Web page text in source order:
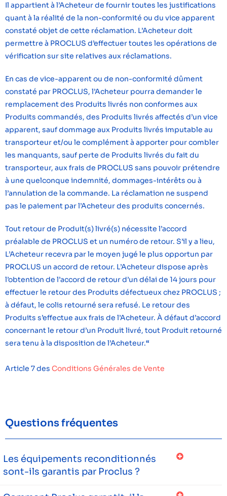
Il appartient à l’Acheteur de fournir toutes les justifications
quant à la réalité de la non-conformité ou du vice apparent
constaté objet de cette réclamation. L’Acheteur doit
permettre à PROCLUS d’effectuer toutes les opérations de
vérification sur site relatives aux réclamations.
En cas de vice-apparent ou de non-conformité dûment
constaté par PROCLUS, l’Acheteur pourra demander le
remplacement des Produits livrés non conformes aux
Produits commandés, des Produits livrés affectés d’un vice
apparent, sauf dommage aux Produits livrés imputable au
transporteur et/ou le complément à apporter pour combler
les manquants, sauf perte de Produits livrés du fait du
transporteur, aux frais de PROCLUS sans pouvoir prétendre
à une quelconque indemnité, dommages-intérêts ou à
l’annulation de la commande. La réclamation ne suspend
pas le paiement par l’Acheteur des produits concernés.
Tout retour de Produit(s) livré(s) nécessite l’accord
préalable de PROCLUS et un numéro de retour. S’il y a lieu,
L’Acheteur recevra par le moyen jugé le plus opportun par
PROCLUS un accord de retour. L’Acheteur dispose après
l’obtention de l’accord de retour d’un délai de 14 jours pour
effectuer le retour des Produits défectueux chez PROCLUS ;
à défaut, le colis retourné sera refusé. Le retour des
Produits s’effectue aux frais de l’Acheteur. À défaut d’accord
concernant le retour d’un Produit livré, tout Produit retourné
sera tenu à la disposition de l’Acheteur.“
Article 7 des Conditions Générales de Vente
Questions fréquentes
Les équipements reconditionnés
sont-ils garantis par Proclus ?